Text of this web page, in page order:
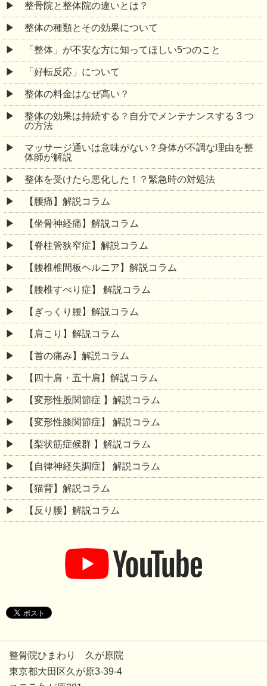
整骨院と整体院の違いとは？
整体の種類とその効果について
「整体」が不安な方に知ってほしい5つのこと
「好転反応」について
整体の料金はなぜ高い？
整体の効果は持続する？自分でメンテナンスする 3 つ
の方法
マッサージ通いは意味がない？身体が不調な理由を整
体師が解説
整体を受けたら悪化した！？緊急時の対処法
【腰痛】解説コラム
【坐骨神経痛】解説コラム
【脊柱管狭窄症】解説コラム
【腰椎椎間板ヘルニア】解説コラム
【腰椎すべり症】 解説コラム
【ぎっくり腰】解説コラム
【肩こり】解説コラム
【首の痛み】解説コラム
【四十肩・五十肩】解説コラム
【変形性股関節症 】解説コラム
【変形性膝関節症】 解説コラム
【梨状筋症候群 】解説コラム
【自律神経失調症】 解説コラム
【猫背】解説コラム
【反り腰】解説コラム
整骨院ひまわり 久が原院
東京都大田区久が原3-39-4